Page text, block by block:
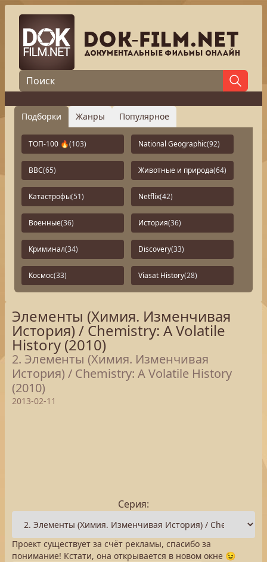
Подборки Жанры Популярное
ТОП-100 🔥(103) National Geographic(92)
BBC(65) Животные и природа(64)
Катастрофы(51) Netflix(42)
Военные(36) История(36)
Криминал(34) Discovery(33)
Космос(33) Viasat History(28)
Элементы (Химия. Изменчивая
История) / Chemistry: A Volatile
History (2010)
2. Элементы (Химия. Изменчивая
История) / Chemistry: A Volatile History
(2010)
2013-02-11
Серия:
Проект существует за счёт рекламы, спасибо за
понимание! Кстати, она открывается в новом окне 😉